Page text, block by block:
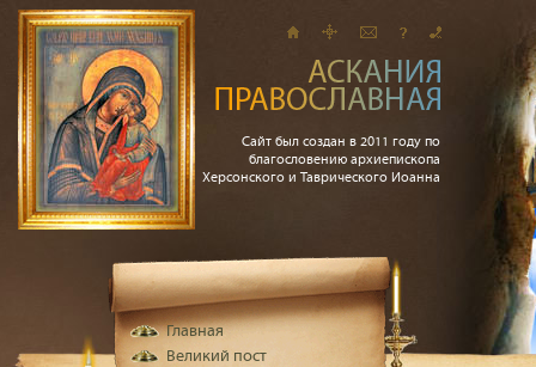
Сайт был создан в 2011 году по
благословению архиепископа
Херсонского и Таврического Иоанна
Главная
Великий пост